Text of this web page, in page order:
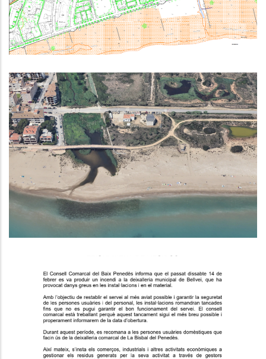
P. econòmica
Contractació Pública: Redacció
Del Projecte I Execució De Les
Obres De Substitució Del Tram
Terrestre De L'emissari De L'EB
Madrigueres
P. econòmica
Restriccions Provisionals En El
Lliurament De Residus A La
Deixalleria Comarcal De Bellvei.